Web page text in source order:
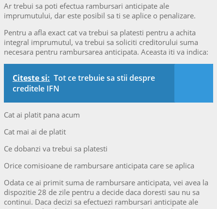
Ar trebui sa poti efectua rambursari anticipate ale
imprumutului, dar este posibil sa ti se aplice o penalizare.
Pentru a afla exact cat va trebui sa platesti pentru a achita
integral imprumutul, va trebui sa soliciti creditorului suma
necesara pentru rambursarea anticipata. Aceasta iti va indica:
Citeste si: Tot ce trebuie sa stii despre
creditele IFN
Cat ai platit pana acum
Cat mai ai de platit
Ce dobanzi va trebui sa platesti
Orice comisioane de rambursare anticipata care se aplica
Odata ce ai primit suma de rambursare anticipata, vei avea la
dispozitie 28 de zile pentru a decide daca doresti sau nu sa
continui. Daca decizi sa efectuezi rambursari anticipate ale